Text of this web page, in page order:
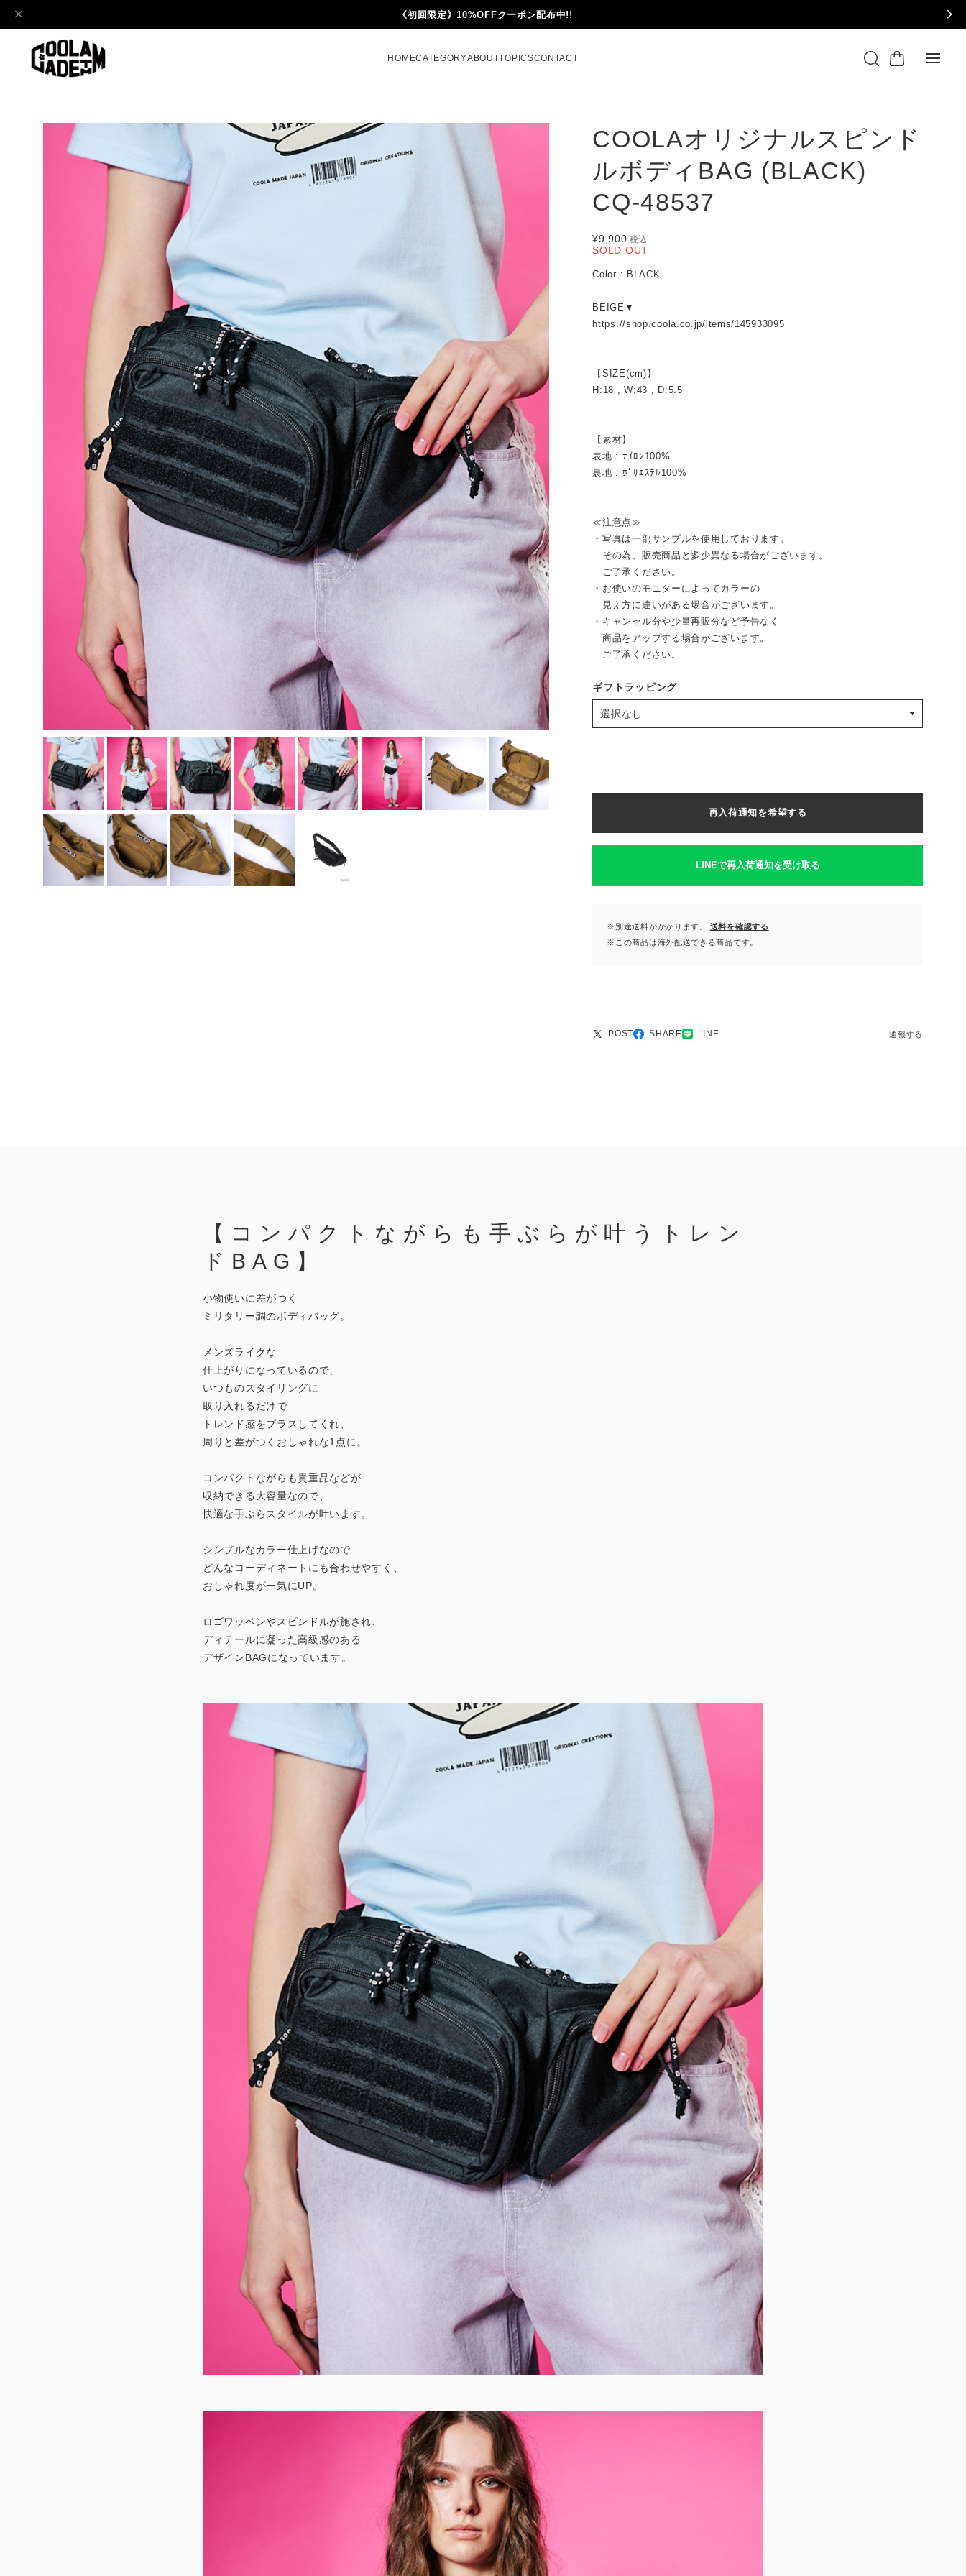
《初回限定》10%OFFクーポン配布中!!
HOMECATEGORYABOUTTOPICSCONTACT
COOLAオリジナルスピンド
ルボディBAG (BLACK)
CQ-48537
¥9,900 税込
SOLD OUT
Color : BLACK
BEIGE▼
https://shop.coola.co.jp/items/145933095
【SIZE(cm)】
H:18 , W:43 , D:5.5
【素材】
表地 : ﾅｲﾛﾝ100%
裏地 : ﾎﾟﾘｴｽﾃﾙ100%
≪注意点≫
・写真は一部サンプルを使用しております。
その為、販売商品と多少異なる場合がございます。
ご了承ください。
・お使いのモニターによってカラーの
見え方に違いがある場合がございます。
・キャンセル分や少量再販分など予告なく
商品をアップする場合がございます。
ご了承ください。
ギフトラッピング
再入荷通知を希望する
LINEで再入荷通知を受け取る
※別途送料がかかります。
送料を確認する
※この商品は海外配送できる商品です。
POST SHARE LINE 通報する
【コンパクトながらも手ぶらが叶うトレン
ドBAG】
小物使いに差がつく
ミリタリー調のボディバッグ。
メンズライクな
仕上がりになっているので、
いつものスタイリングに
取り入れるだけで
トレンド感をプラスしてくれ、
周りと差がつくおしゃれな1点に。
コンパクトながらも貴重品などが
収納できる大容量なので、
快適な手ぶらスタイルが叶います。
シンプルなカラー仕上げなので
どんなコーディネートにも合わせやすく、
おしゃれ度が一気にUP。
ロゴワッペンやスピンドルが施され、
ディテールに凝った高級感のある
デザインBAGになっています。